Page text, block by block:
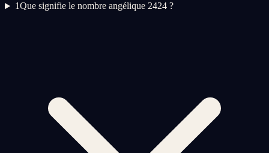
1Que signifie le nombre angélique 2424 ?